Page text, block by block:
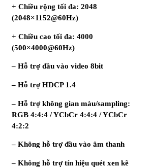
+ Chiều rộng tối đa: 2048
(2048×1152@60Hz)
+ Chiều cao tối đa: 4000
(500×4000@60Hz)
– Hỗ trợ đầu vào video 8bit
– Hỗ trợ HDCP 1.4
– Hỗ trợ không gian màu/sampling:
RGB 4:4:4 / YCbCr 4:4:4 / YCbCr
4:2:2
– Không hỗ trợ đầu vào âm thanh
– Không hỗ trợ tín hiệu quét xen kẽ